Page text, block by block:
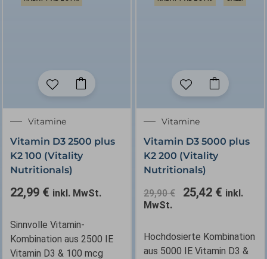
Vitamine
Vitamin D3 2500 plus
K2 100 (Vitality
Nutritionals)
22,99 € inkl. MwSt.
Sinnvolle Vitamin-
Kombination aus 2500 IE
Vitamin D3 & 100 mcg
Vitamine
Vitamin D3 5000 plus
K2 200 (Vitality
Nutritionals)
29,90€
Ursprünglicher
Preis
war:
29,90 €
25,42 €
Preis
ist:
inkl.
MwSt.
Hochdosierte Kombination
aus 5000 IE Vitamin D3 &